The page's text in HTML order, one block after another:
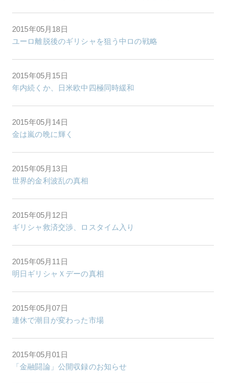
2015年05月18日
ユーロ離脱後のギリシャを狙う中ロの戦略
2015年05月15日
年内続くか、日米欧中四極同時緩和
2015年05月14日
金は嵐の晩に輝く
2015年05月13日
世界的金利波乱の真相
2015年05月12日
ギリシャ救済交渉、ロスタイム入り
2015年05月11日
明日ギリシャＸデーの真相
2015年05月07日
連休で潮目が変わった市場
2015年05月01日
「金融闘論」公開収録のお知らせ